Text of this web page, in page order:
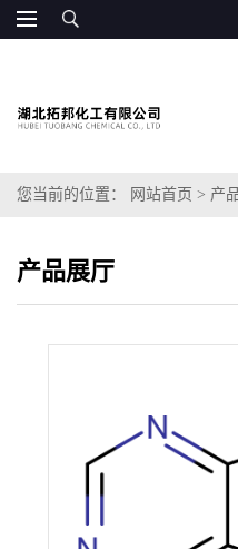
您当前的位置： 网站首页 > 产
产品展厅